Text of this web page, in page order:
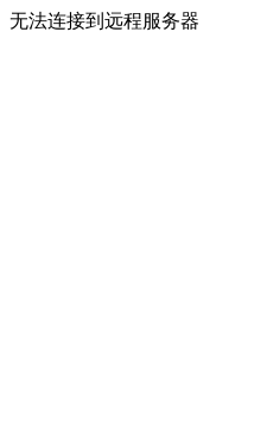
无法连接到远程服务器